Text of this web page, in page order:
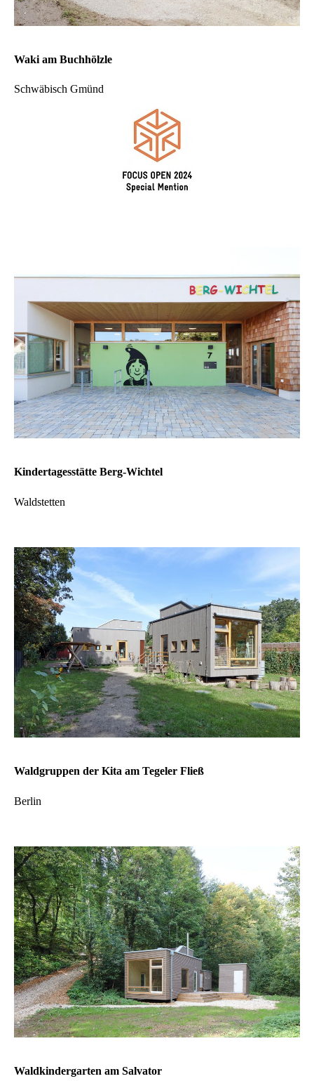
Waki am Buchhölzle
Schwäbisch Gmünd
Kindertagesstätte Berg-Wichtel
Waldstetten
Waldgruppen der Kita am Tegeler Fließ
Berlin
Waldkindergarten am Salvator